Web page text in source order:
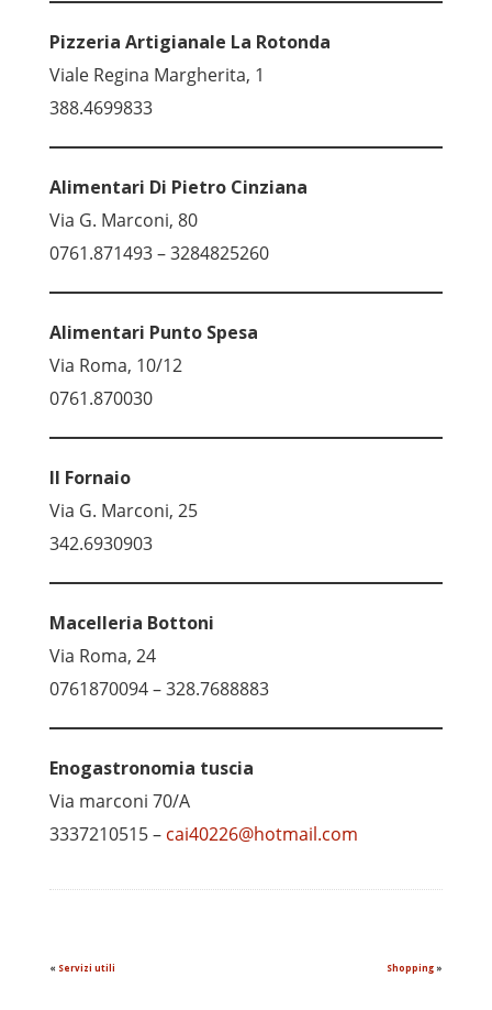
Pizzeria Artigianale La Rotonda
Viale Regina Margherita, 1
388.4699833
Alimentari Di Pietro Cinziana
Via G. Marconi, 80
0761.871493 – 3284825260
Alimentari Punto Spesa
Via Roma, 10/12
0761.870030
Il Fornaio
Via G. Marconi, 25
342.6930903
Macelleria Bottoni
Via Roma, 24
0761870094 – 328.7688883
Enogastronomia tuscia
Via marconi 70/A
3337210515 – cai40226@hotmail.com
« Servizi utili Shopping »